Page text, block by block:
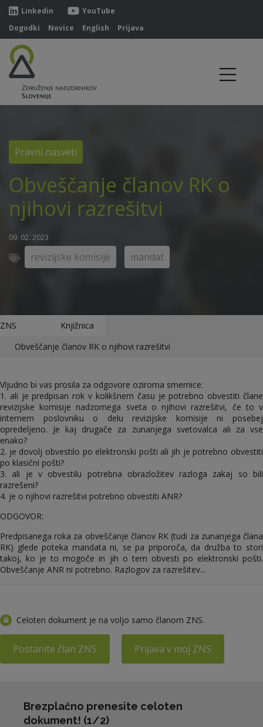
Linkedin
YouTube
Dogodki
Novice English Prijava
Pravni nasveti
Obveščanje članov RK o
njihovi razrešitvi
09. 02. 2023
revizijske komisije mandat
ZNS
Knjižnica
Obveščanje članov RK o njihovi razrešitvi
Vljudno bi vas prosila za odgovore oziroma smernice:
1. ali je predpisan rok v kolikšnem času je potrebno obvestiti člane
revizijske komisije nadzornega sveta o njihovi razrešitvi, če to v
internem poslovniku o delu revizijske komisije ni posebej
opredeljeno. Je kaj drugače za zunanjega svetovalca ali za vse
enako?
2. je dovolj obvestilo po elektronski pošti ali jih je potrebno obvestiti
po klasični pošti?
3. ali je v obvestilu potrebna obrazložitev razloga zakaj so bili
razrešeni?
4. je o njihovi razrešitvi potrebno obvestiti ANR?
ODGOVOR:
Predpisanega roka za obveščanje članov RK (tudi za zunanjega člana
RK) glede poteka mandata ni, se pa priporoča, da družba to stori
takoj, ko je to mogoče in jih o tem obvesti po elektronski pošti.
Obveščanje ANR ni potrebno. Razlogov za razrešitev...
Celoten dokument je na voljo samo članom ZNS.
Postanite član ZNS Prijava v moj ZNS
Brezplačno prenesite celoten
dokument! (1/2)